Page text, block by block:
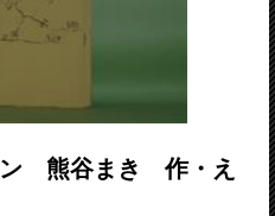
ン 熊谷まき 作・え